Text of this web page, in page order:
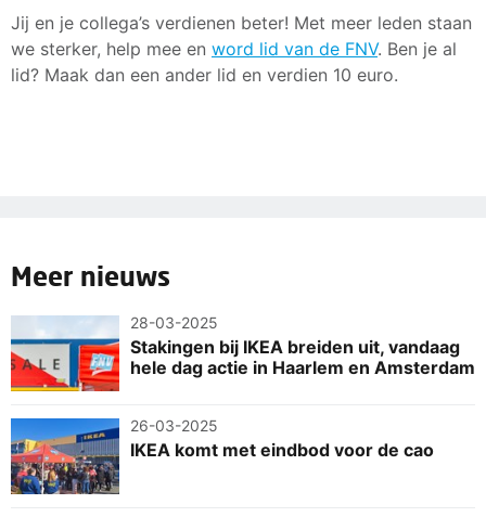
Jij en je collega’s verdienen beter! Met meer leden staan
we sterker, help mee en word lid van de FNV. Ben je al
lid? Maak dan een ander lid en verdien 10 euro.
Meer nieuws
28-03-2025
Stakingen bij IKEA breiden uit, vandaag
hele dag actie in Haarlem en Amsterdam
26-03-2025
IKEA komt met eindbod voor de cao